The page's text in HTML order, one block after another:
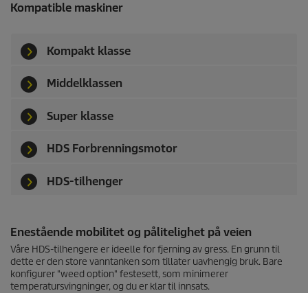
Kompatible maskiner
Kompakt klasse
Middelklassen
Super klasse
HDS Forbrenningsmotor
HDS-tilhenger
Enestående mobilitet og pålitelighet på veien
Våre HDS-tilhengere er ideelle for fjerning av gress. En grunn til
dette er den store vanntanken som tillater uavhengig bruk. Bare
konfigurer "weed option" festesett, som minimerer
temperatursvingninger, og du er klar til innsats.